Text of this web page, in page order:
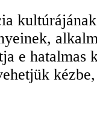
e hatalmas